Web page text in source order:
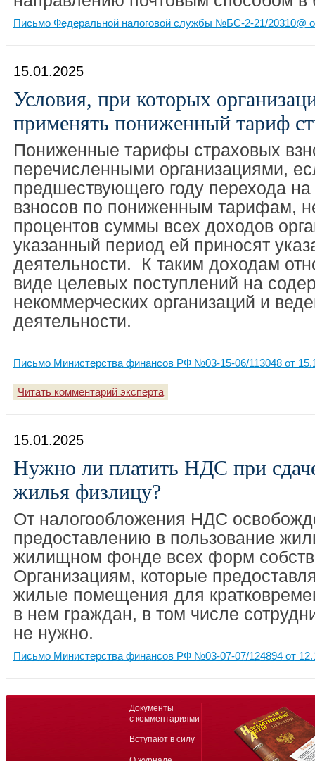
Письмо Федеральной налоговой службы №БС-2-21/20310@
15.01.2025
Условия, при которых
применять пониженный тариф
Пониженные тарифы страховых
перечисленными организациями,
предшествующего году перехода
взносов по пониженным тарифам,
процентов суммы всех доходов
указанный период ей приносят
деятельности. К таким доходам
виде целевых поступлений на
некоммерческих организаций и
деятельности.
Письмо Министерства финансов РФ №03-15-06/113048 от
Читать комментарий эксперта
15.01.2025
Нужно ли платить НДС при
жилья физлицу?
От налогообложения НДС
предоставлению в пользование
жилищном фонде всех форм
Организациям, которые
жилые помещения для
в нем граждан, в том числе
не нужно.
Письмо Министерства финансов РФ №03-07-07/124894 от
Документы
с комментариями
Вступают в силу